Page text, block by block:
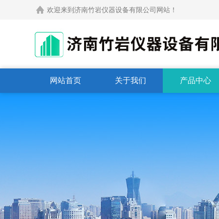
欢迎来到济南竹岩仪器设备有限公司网站！
网站首页 关于我们 产品中心